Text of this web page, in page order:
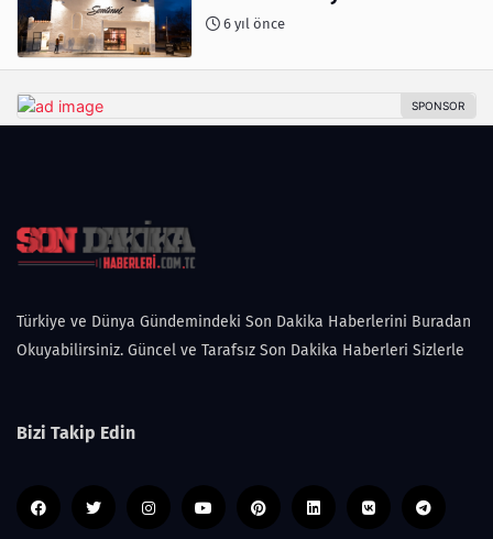
6 yıl önce
Türkiye ve Dünya Gündemindeki Son Dakika Haberlerini Buradan
Okuyabilirsiniz. Güncel ve Tarafsız Son Dakika Haberleri Sizlerle
Bizi Takip Edin